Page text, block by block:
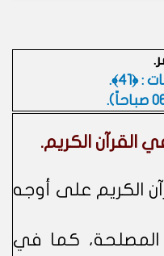
﴿41﴾.
.
القرآن الكريم.
الكريم على أوجه
المصلحة، كما في